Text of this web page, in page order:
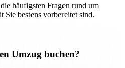
häufigsten Fragen rund um
Sie bestens vorbereitet sind.
Umzug buchen?